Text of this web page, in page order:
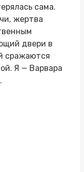
сама.
жертва
двери в
сражаются
Я — Варвара